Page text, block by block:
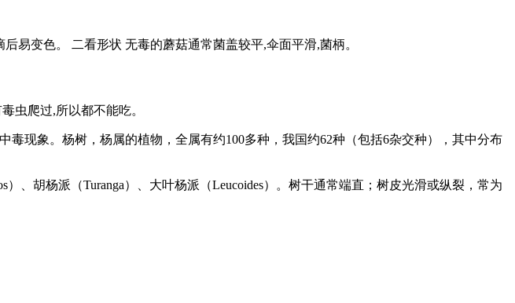
易变色。 二看形状 无毒的蘑菇通常菌盖较平,伞面平滑,菌柄。
虫爬过,所以都不能吃。
现象。杨树，杨属的植物，全属有约100多种，我国约62种（包括6杂交种），其中分布
、胡杨派（Turanga）、大叶杨派（Leucoides）。树干通常端直；树皮光滑或纵裂，常为